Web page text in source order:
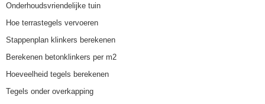
Onderhoudsvriendelijke tuin
Hoe terrastegels vervoeren
Stappenplan klinkers berekenen
Berekenen betonklinkers per m2
Hoeveelheid tegels berekenen
Tegels onder overkapping